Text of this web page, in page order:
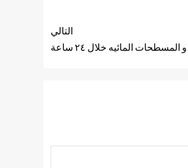
التالي
المائيه خلال ٢٤ ساعة